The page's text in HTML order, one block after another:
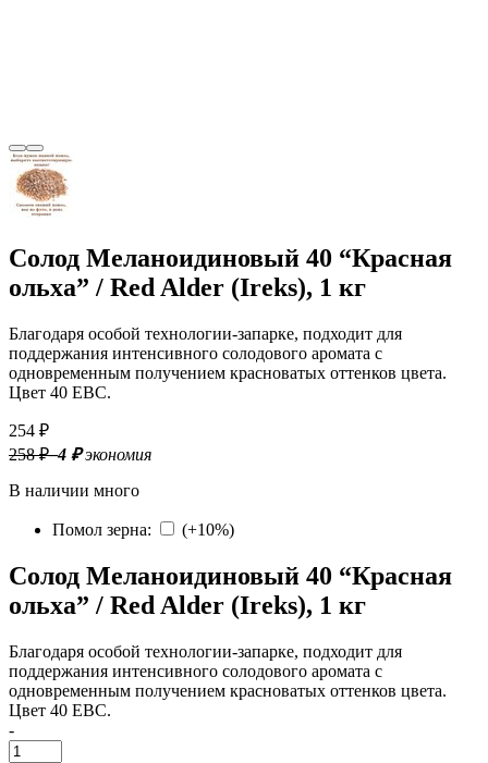
Солод Меланоидиновый 40 “Красная
ольха” / Red Alder (Ireks), 1 кг
Благодаря особой технологии-запарке, подходит для
поддержания интенсивного солодового аромата с
одновременным получением красноватых оттенков цвета.
Цвет 40 EBC.
254 ₽
258 ₽–4 ₽экономия
В наличии много
Помол зерна: (+10%)
Солод Меланоидиновый 40 “Красная
ольха” / Red Alder (Ireks), 1 кг
Благодаря особой технологии-запарке, подходит для
поддержания интенсивного солодового аромата с
одновременным получением красноватых оттенков цвета.
Цвет 40 EBC.
-